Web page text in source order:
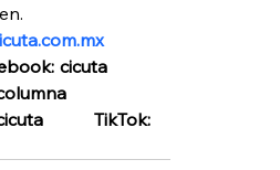
cicuta
columna
Instagram: jaime flores cicuta           TikTok: